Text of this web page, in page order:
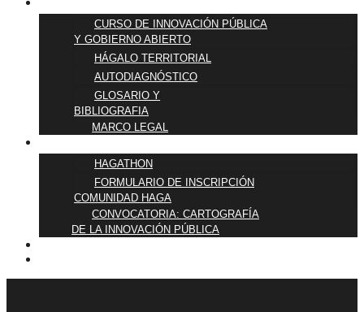
CURSO DE INNOVACIÓN PÚBLICA
Y GOBIERNO ABIERTO
HÁGALO TERRITORIAL
AUTODIAGNÓSTICO
GLOSARIO Y
BIBLIOGRAFIA
MARCO LEGAL
HAGATHON
FORMULARIO DE INSCRIPCIÓN
COMUNIDAD HAGA
CONVOCATORIA: CARTOGRAFÍA
DE LA INNOVACIÓN PÚBLICA